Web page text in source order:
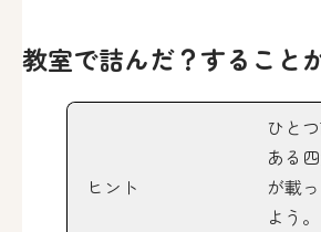
教室で詰んだ？すること
ヒント
ひと
ある
が載
よう